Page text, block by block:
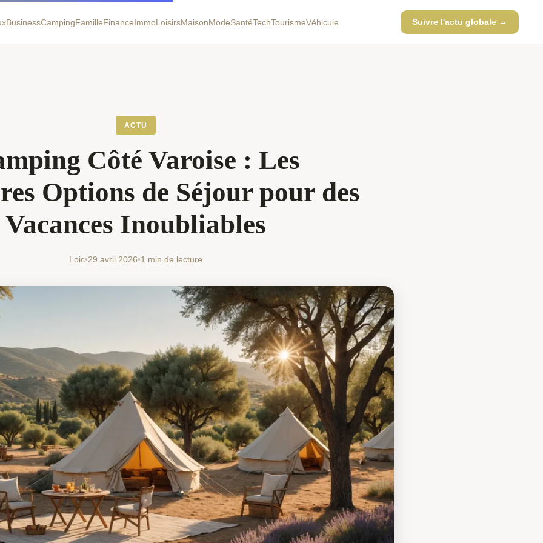
BusinessCampingFamilleFinanceImmoLoisirsMaisonModeSantéTechTourismeVéhicule Suivre l'actu globale →
ACTU
Côté Varoise : Les
Options de Séjour pour des
Vacances Inoubliables
Loic•29 avril 2026•1 min de lecture